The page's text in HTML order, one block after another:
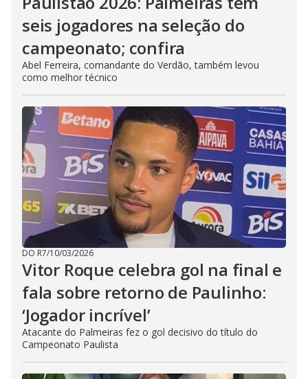
seis jogadores na seleção do
campeonato; confira
Abel Ferreira, comandante do Verdão, também levou
como melhor técnico
DO R7/10/03/2026
Vitor Roque celebra gol na final e
fala sobre retorno de Paulinho:
‘Jogador incrível’
Atacante do Palmeiras fez o gol decisivo do título do
Campeonato Paulista